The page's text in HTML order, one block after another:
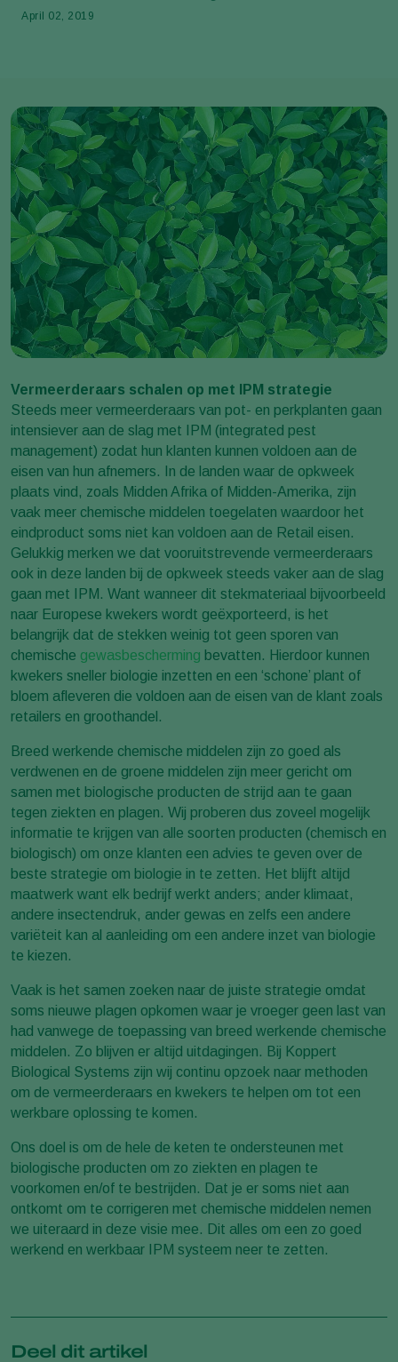
April 02, 2019
Vermeerderaars schalen op met IPM strategie
Steeds meer vermeerderaars van pot- en perkplanten gaan
intensiever aan de slag met IPM (integrated pest
management) zodat hun klanten kunnen voldoen aan de
eisen van hun afnemers. In de landen waar de opkweek
plaats vind, zoals Midden Afrika of Midden-Amerika, zijn
vaak meer chemische middelen toegelaten waardoor het
eindproduct soms niet kan voldoen aan de Retail eisen.
Gelukkig merken we dat vooruitstrevende vermeerderaars
ook in deze landen bij de opkweek steeds vaker aan de slag
gaan met IPM. Want wanneer dit stekmateriaal bijvoorbeeld
naar Europese kwekers wordt geëxporteerd, is het
belangrijk dat de stekken weinig tot geen sporen van
chemische gewasbescherming bevatten. Hierdoor kunnen
kwekers sneller biologie inzetten en een ‘schone’ plant of
bloem afleveren die voldoen aan de eisen van de klant zoals
retailers en groothandel.
Breed werkende chemische middelen zijn zo goed als
verdwenen en de groene middelen zijn meer gericht om
samen met biologische producten de strijd aan te gaan
tegen ziekten en plagen. Wij proberen dus zoveel mogelijk
informatie te krijgen van alle soorten producten (chemisch en
biologisch) om onze klanten een advies te geven over de
beste strategie om biologie in te zetten. Het blijft altijd
maatwerk want elk bedrijf werkt anders; ander klimaat,
andere insectendruk, ander gewas en zelfs een andere
variëteit kan al aanleiding om een andere inzet van biologie
te kiezen.
Vaak is het samen zoeken naar de juiste strategie omdat
soms nieuwe plagen opkomen waar je vroeger geen last van
had vanwege de toepassing van breed werkende chemische
middelen. Zo blijven er altijd uitdagingen. Bij Koppert
Biological Systems zijn wij continu opzoek naar methoden
om de vermeerderaars en kwekers te helpen om tot een
werkbare oplossing te komen.
Ons doel is om de hele de keten te ondersteunen met
biologische producten om zo ziekten en plagen te
voorkomen en/of te bestrijden. Dat je er soms niet aan
ontkomt om te corrigeren met chemische middelen nemen
we uiteraard in deze visie mee. Dit alles om een zo goed
werkend en werkbaar IPM systeem neer te zetten.
Deel dit artikel